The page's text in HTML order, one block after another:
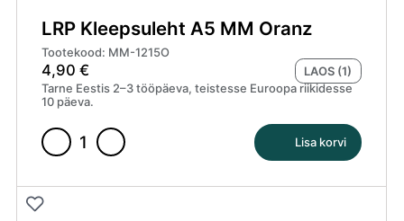
LRP Kleepsuleht A5 MM Oranz
Tootekood: MM-1215O
4,90€
LAOS (1)
Tarne Eestis 2–3 tööpäeva, teistesse Euroopa riikidesse
10 päeva.
LRP
A5
Lisa korvi